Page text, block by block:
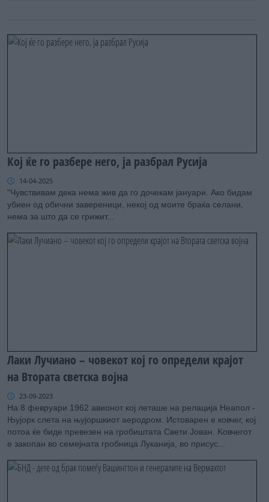
Кој ќе го разбере него, ја разбрал Русија
14-04-2025
"Чувствивам дека нема жив да го дочекам јануари. Ако бидам
убиен од обични завереници, некој од моите браќа селани,
нема за што да се грижит...
Лаки Лучиано – човекот кој го определи крајот
на Втората светска војна
23-09-2023
На 8 февруари 1962 авионот кој леташе на релација Неапол -
Њујорк слета на њујоршкиот аеродром. Истоварен е ковчег, кој
потоа ќе биде превезен на гробиштата Свети Јован. Kовчегот
е закопан во семејната гробница Луканија, во присус...